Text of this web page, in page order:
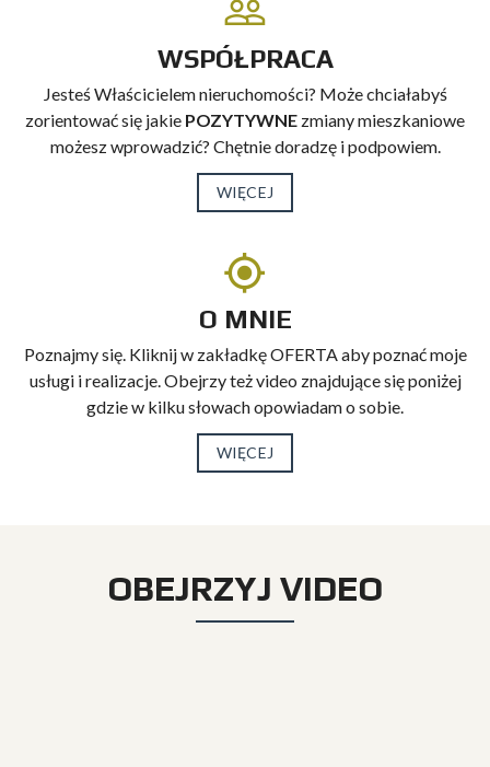
WSPÓŁPRACA
Jesteś Właścicielem nieruchomości? Może chciałabyś
zorientować się jakie POZYTYWNE zmiany mieszkaniowe
możesz wprowadzić? Chętnie doradzę i podpowiem.
WIĘCEJ
O MNIE
Poznajmy się. Kliknij w zakładkę OFERTA aby poznać moje
usługi i realizacje. Obejrzy też video znajdujące się poniżej
gdzie w kilku słowach opowiadam o sobie.
WIĘCEJ
OBEJRZYJ VIDEO